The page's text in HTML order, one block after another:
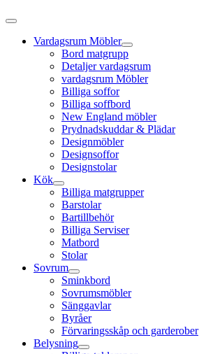
Vardagsrum Möbler
Bord matgrupp
Detaljer vardagsrum
vardagsrum Möbler
Billiga soffor
Billiga soffbord
New England möbler
Prydnadskuddar & Plädar
Designmöbler
Designsoffor
Designstolar
Kök
Billiga matgrupper
Barstolar
Bartillbehör
Billiga Serviser
Matbord
Stolar
Sovrum
Sminkbord
Sovrumsmöbler
Sänggavlar
Byråer
Förvaringsskåp och garderober
Belysning